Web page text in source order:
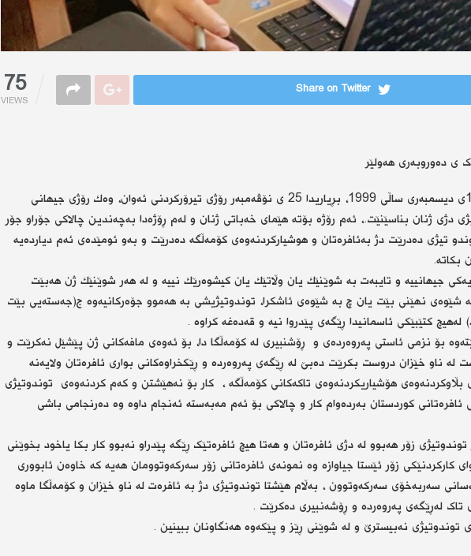
75
VIEWS
Share on Twitter
ی دەوروبەری هەولێر
نه‌ته‌وه‌ یه‌كگرتووه‌كان لە17ی دیسمبەری‌ ساڵی 1999، بڕیاریدا 25 ی نۆڤەمبەر رۆژی تیرۆركردنی ئه‌وان، وه‌ك رۆژی جیهانی
دژی ژنان بناسێنێت.، ئه‌م رۆژه‌ بۆته‌ هێمای خه‌باتی ژنان و لەم ڕۆژەدا بەچەندین چالاکی جۆراو جۆر
تیژی دەدرێت دژ بەئافرەتان و هوشیارکردنەوەی کۆمەڵگە دەدرێت و بەو ئومێدەی ئەم دیاردەیە
بکاتە.
جیهانییە و تایبەت بە شوێنێك یان وڵاتێك یان كیشوەرێك نییە و لە هەر شوێنێك ژن هەبێت
شێوەی نهێنی بێت یان چ بە شێوەی ئاشكرا، توندوتیژیشی بە هەموو جۆەرکانیەوە ج(جەستەیی بێت
کتێبێکی ئاسمانیدا ڕێگەی پێدروا نیە و قەدەغە کراوە .
بۆ نزمی ئاستی پەروەردەی و ڕۆشنبیری لە كۆمەڵگا دا، بۆ ئه‌وه‌ی مافه‌کانی ژن پێشێل نه‌کرێت و
لە ناو خێزان دروست بکرێت دەبێ لە ڕێگەی پەروەردە و ڕێکخراوەکانی بواری ئافرەتان ولایەنە
بڵاوکردنەوەی هۆشیاریکردنەوەی تاکەکانی کۆمەڵگە ، کار بۆ نەهێشتن و کەم کردنەوەی توندوتیژی
ئافرەتانی کوردستان بەردەوام کار و چالاکی بۆ ئەم مەبەستە ئەنجام داوە وە دەرنجامی باشی
زۆر هەبوو لە دژی ئافرەتان و هەتا هیچ ئافرەتێک ڕێگە پێدراو نەبوو کار بکا یاخود بخوێنی
کارکردنێکی زۆر ئێستا جیاوازە وە نمونەی ئافرەتانی زۆر سەرکەوتوومان هەیە کە خاوەن ئابووری
سەربەخۆی سەرکەوتوون ، بەڵام هێشتا توندوتیژی دژ بە ئافرەت لە ناو خێزان و کۆمەڵگا ماوە
لەڕێگەی پەروەردە و ڕۆشەنبیری دەکرێت .
توندوتیژی نەبیسترێ و لە شوێنی ڕێز و پێکەوە هەنگاونان ببینین .